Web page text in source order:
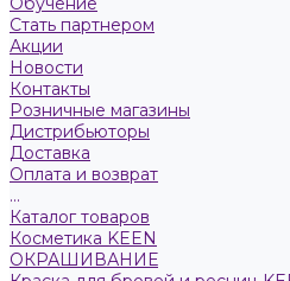
Стать партнером
Акции
Новости
Контакты
Розничные магазины
Дистрибьюторы
Доставка
Оплата и возврат
...
Каталог товаров
Косметика KEEN
ОКРАШИВАНИЕ